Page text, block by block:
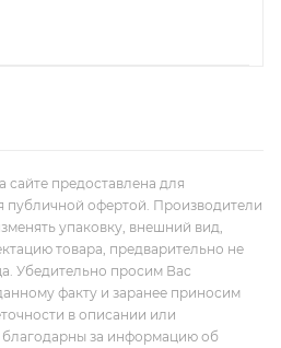
сайте предоставлена для
публичной офертой. Производители
упаковку, внешний вид,
товара, предварительно не
Убедительно просим Вас
факту и заранее приносим
в описании или
благодарны за информацию об